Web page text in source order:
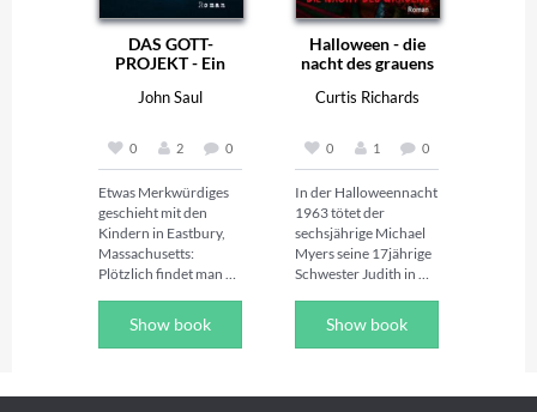
DAS GOTT-
PROJEKT - Ein
John Saul
0 2 0
Etwas Merkwürdiges
geschieht mit den
Kindern in Eastbury,
Massachusetts:
Plötzlich findet man
Babies tot in ihren
Bettchen. Eine kalte
der Stadt, denn etwas
Show book
Halloween - die
nacht des grauens
Curtis Richards
0 1 0
In der Halloweennacht
1963 tötet der
sechsjährige Michael
Myers seine 17jährige
Schwester Judith in
Haddonfield in Illinois
mit einem
Smith’s-Grove-
Show book